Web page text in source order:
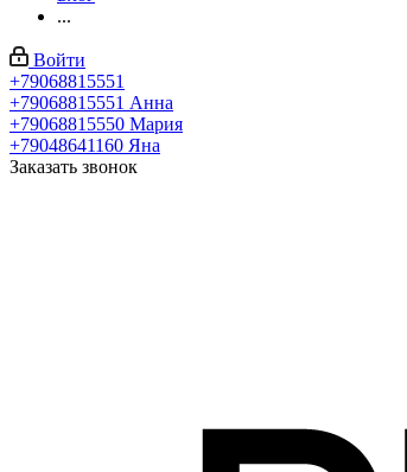
...
Войти
+79068815551
+79068815551 Анна
+79068815550 Мария
+79048641160 Яна
Заказать звонок